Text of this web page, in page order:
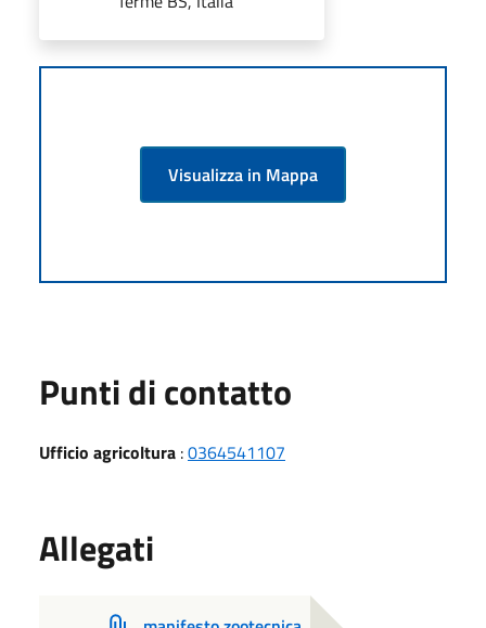
Visualizza in Mappa
Punti di contatto
Ufficio agricoltura :0364541107
Allegati